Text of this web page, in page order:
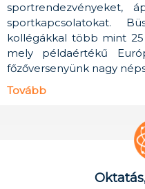
sportrendezvényeket,
sportkapcsolatokat.
kollégákkal több mint
mely példaértékű
főzőversenyünk nagy
Tovább